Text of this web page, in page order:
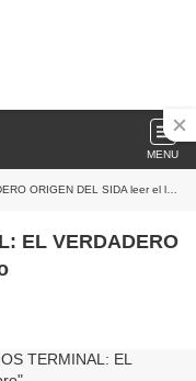
MENU
ORIGEN DEL SIDA leer el libro
EL VERDADERO